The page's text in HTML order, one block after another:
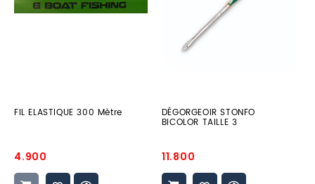
FIL ELASTIQUE 300 Mètre
Prix
promo
4.900
DÉGORGEOIR STONFO
BICOLOR TAILLE 3
Prix
promo
11.800